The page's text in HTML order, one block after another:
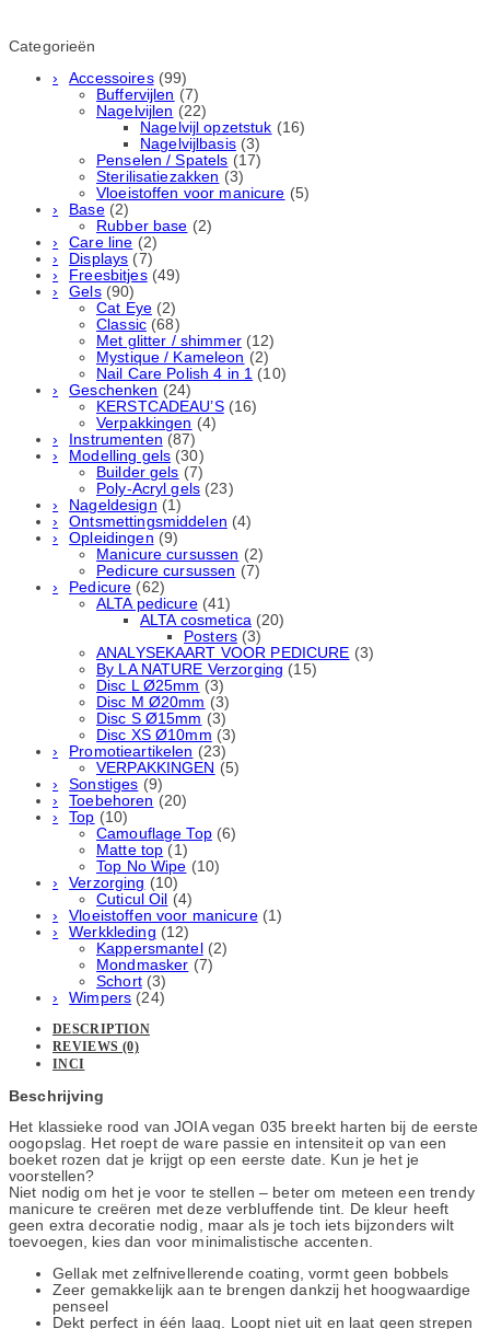
Categorieën
Accessoires (99)
Buffervijlen (7)
Nagelvijlen (22)
Nagelvijl opzetstuk (16)
Nagelvijlbasis (3)
Penselen / Spatels (17)
Sterilisatiezakken (3)
Vloeistoffen voor manicure (5)
Base (2)
Rubber basе (2)
Care line (2)
Displays (7)
Freesbitjes (49)
Gels (90)
Cat Eye (2)
Classic (68)
Met glitter / shimmer (12)
Mystique / Kameleon (2)
Nail Care Polish 4 in 1 (10)
Geschenken (24)
KERSTCADEAU’S (16)
Verpakkingen (4)
Instrumenten (87)
Modelling gels (30)
Builder gels (7)
Poly-Acryl gels (23)
Nageldesign (1)
Ontsmettingsmiddelen (4)
Opleidingen (9)
Manicure cursussen (2)
Pedicure cursussen (7)
Pedicure (62)
ALTA pedicure (41)
ALTA cosmetica (20)
Posters (3)
ANALYSEKAART VOOR PEDICURE (3)
By LA NATURE Verzorging (15)
Disc L Ø25mm (3)
Disc M Ø20mm (3)
Disc S Ø15mm (3)
Disc XS Ø10mm (3)
Promotieartikelen (23)
VERPAKKINGEN (5)
Sonstiges (9)
Toebehoren (20)
Top (10)
Camouflage Top (6)
Matte top (1)
Top No Wipe (10)
Verzorging (10)
Cuticul Oil (4)
Vloeistoffen voor manicure (1)
Werkkleding (12)
Kappersmantel (2)
Mondmasker (7)
Schort (3)
Wimpers (24)
DESCRIPTION
REVIEWS (0)
INCI
Beschrijving
Het klassieke rood van JOIA vegan 035 breekt harten bij de eerste
oogopslag. Het roept de ware passie en intensiteit op van een
boeket rozen dat je krijgt op een eerste date. Kun je het je
voorstellen?
Niet nodig om het je voor te stellen – beter om meteen een trendy
manicure te creëren met deze verbluffende tint. De kleur heeft
geen extra decoratie nodig, maar als je toch iets bijzonders wilt
toevoegen, kies dan voor minimalistische accenten.
Gellak met zelfnivellerende coating, vormt geen bobbels
Zeer gemakkelijk aan te brengen dankzij het hoogwaardige
penseel
Dekt perfect in één laag. Loopt niet uit en laat geen strepen